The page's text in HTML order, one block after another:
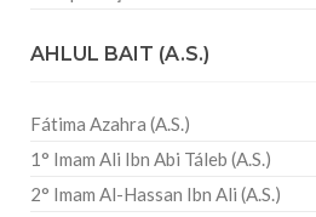
AHLUL BAIT (A.S.)
Fátima Azahra (A.S.)
1° Imam Ali Ibn Abi Táleb (A.S.)
2° Imam Al-Hassan Ibn Ali (A.S.)